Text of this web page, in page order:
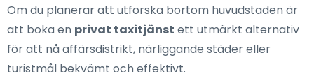
Om du planerar att utforska bortom huvudstaden är
att boka en privat taxitjänst ett utmärkt alternativ
för att nå affärsdistrikt, närliggande städer eller
turistmål bekvämt och effektivt.